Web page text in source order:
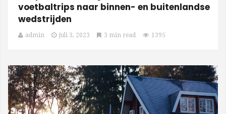
voetbaltrips naar binnen- en buitenlandse
wedstrijden
admin juli 3, 2023 3 min read 1395